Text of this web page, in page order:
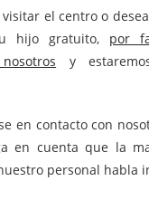
el centro o
hijo gratuito, por
y
en contacto con
en cuenta que la
personal habla